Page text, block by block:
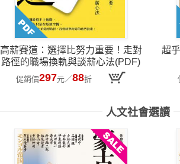
高薪賽道：選擇比努力重要！走對
路徑的職場換軌與談薪心法(PDF)
促銷價297元／88折
超
人文社會選讀